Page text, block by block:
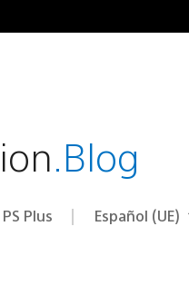
.Blog
PS Plus Selecciona
Región
Español (UE)